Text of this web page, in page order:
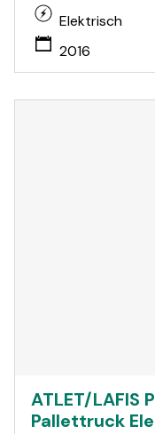
Elektrisch
2016
ATLET/LAFIS
Pallettruck